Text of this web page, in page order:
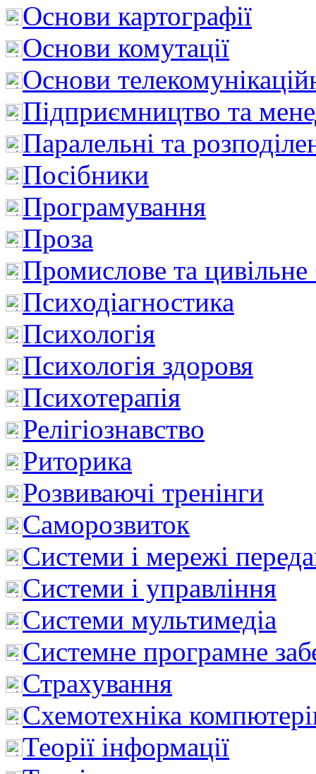
Основи картографії
Основи комутації
Основи
Підприємництво та
Паралельні та
Посібники
Програмування
Проза
Промислове та цивільне
Психодіагностика
Психологія
Психологія здоровя
Психотерапія
Релігіознавство
Риторика
Розвиваючі тренінги
Саморозвиток
Системи і мережі
Системи і управління
Системи мультимедіа
Системне програмне
Страхування
Схемотехніка
Теорії інформації